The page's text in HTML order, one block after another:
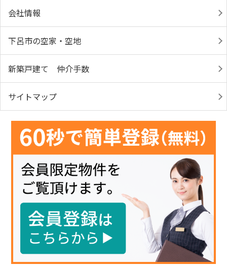
会社情報
下呂市の空家・空地
新築戸建て 仲介手数
サイトマップ